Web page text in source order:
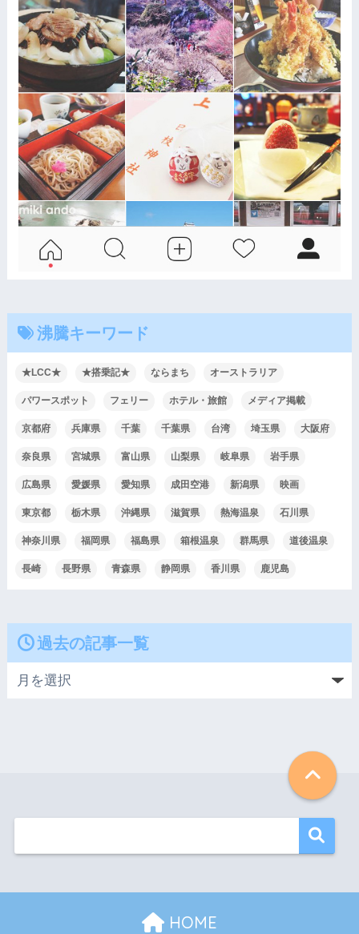
沸騰キーワード
★LCC★ ★搭乗記★ ならまち オーストラリア
パワースポット フェリー ホテル・旅館 メディア掲載
京都府 兵庫県 千葉 千葉県 台湾 埼玉県 大阪府
奈良県 宮城県 富山県 山梨県 岐阜県 岩手県
広島県 愛媛県 愛知県 成田空港 新潟県 映画
東京都 栃木県 沖縄県 滋賀県 熱海温泉 石川県
神奈川県 福岡県 福島県 箱根温泉 群馬県 道後温泉
長崎 長野県 青森県 静岡県 香川県 鹿児島
過去の記事一覧
HOME